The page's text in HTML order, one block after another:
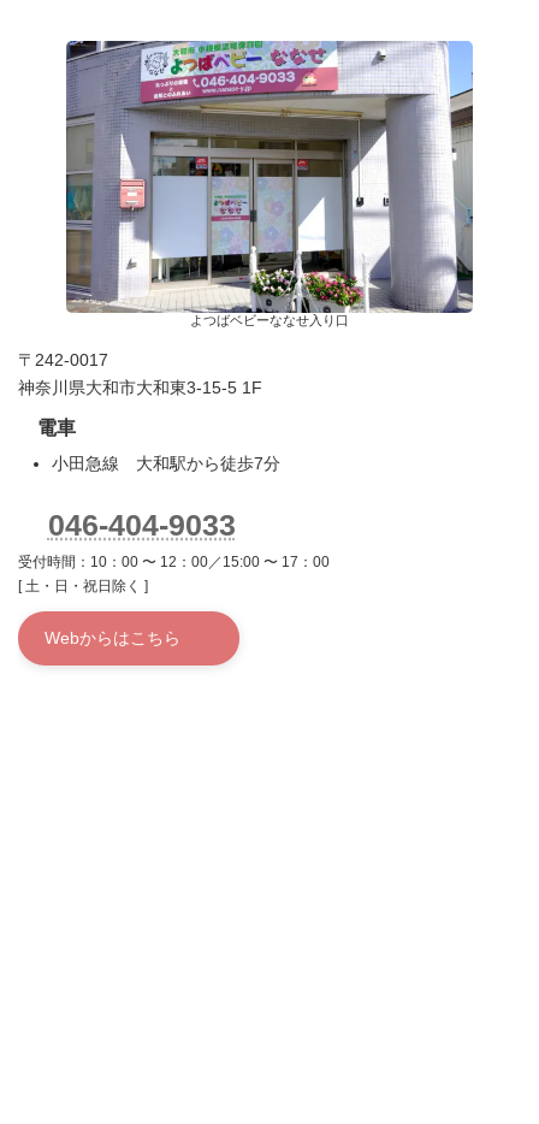
よつばベビーななせ入り口
〒242-0017
神奈川県大和市大和東3-15-5 1F
電車
小田急線 大和駅から徒歩7分
046-404-9033
受付時間：10：00 〜 12：00／15:00 〜 17：00
[ 土・日・祝日除く ]
Webからはこちら